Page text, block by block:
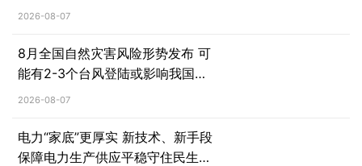
2026-08-07
8月全国自然灾害风险形势发布 可
能有2-3个台风登陆或影响我国沿
海地区
2026-08-07
电力“家底”更厚实 新技术、新手段
保障电力生产供应平稳守住民生用